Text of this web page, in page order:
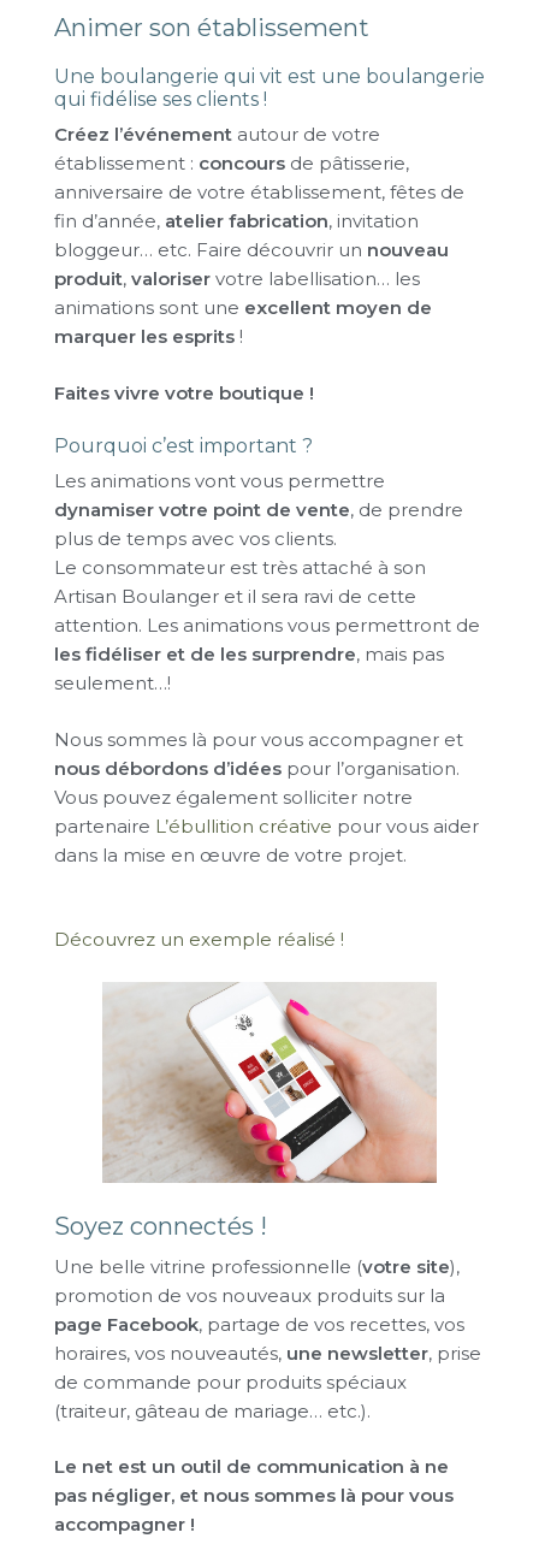
Animer son établissement
Une boulangerie qui vit est une boulangerie
qui fidélise ses clients !
Créez l’événement autour de votre
établissement : concours de pâtisserie,
anniversaire de votre établissement, fêtes de
fin d’année, atelier fabrication, invitation
bloggeur… etc. Faire découvrir un nouveau
produit, valoriser votre labellisation… les
animations sont une excellent moyen de
marquer les esprits !
Faites vivre votre boutique !
Pourquoi c’est important ?
Les animations vont vous permettre
dynamiser votre point de vente, de prendre
plus de temps avec vos clients.
Le consommateur est très attaché à son
Artisan Boulanger et il sera ravi de cette
attention. Les animations vous permettront de
les fidéliser et de les surprendre, mais pas
seulement…!
Nous sommes là pour vous accompagner et
nous débordons d’idées pour l’organisation.
Vous pouvez également solliciter notre
partenaire L’ébullition créative pour vous aider
dans la mise en œuvre de votre projet.
Découvrez un exemple réalisé !
Soyez connectés !
Une belle vitrine professionnelle (votre site),
promotion de vos nouveaux produits sur la
page Facebook, partage de vos recettes, vos
horaires, vos nouveautés, une newsletter, prise
de commande pour produits spéciaux
(traiteur, gâteau de mariage… etc.).
Le net est un outil de communication à ne
pas négliger, et nous sommes là pour vous
accompagner !